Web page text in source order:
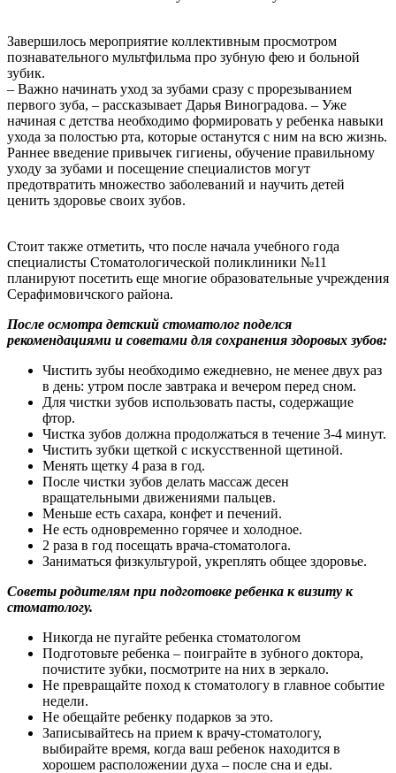
Завершилось мероприятие коллективным просмотром
познавательного мультфильма про зубную фею и больной
зубик.
– Важно начинать уход за зубами сразу с прорезыванием
первого зуба, – рассказывает Дарья Виноградова. – Уже
начиная с детства необходимо формировать у ребенка навыки
ухода за полостью рта, которые останутся с ним на всю жизнь.
Раннее введение привычек гигиены, обучение правильному
уходу за зубами и посещение специалистов могут
предотвратить множество заболеваний и научить детей
ценить здоровье своих зубов.
Стоит также отметить, что после начала учебного года
специалисты Стоматологической поликлиники №11
планируют посетить еще многие образовательные учреждения
Серафимовичского района.
После осмотра детский стоматолог поделся
рекомендациями и советами для сохранения здоровых зубов:
Чистить зубы необходимо ежедневно, не менее двух раз
в день: утром после завтрака и вечером перед сном.
Для чистки зубов использовать пасты, содержащие
фтор.
Чистка зубов должна продолжаться в течение 3-4 минут.
Чистить зубки щеткой с искусственной щетиной.
Менять щетку 4 раза в год.
После чистки зубов делать массаж десен
вращательными движениями пальцев.
Меньше есть сахара, конфет и печений.
Не есть одновременно горячее и холодное.
2 раза в год посещать врача-стоматолога.
Заниматься физкультурой, укреплять общее здоровье.
Советы родителям при подготовке ребенка к визиту к
стоматологу.
Никогда не пугайте ребенка стоматологом
Подготовьте ребенка – поиграйте в зубного доктора,
почистите зубки, посмотрите на них в зеркало.
Не превращайте поход к стоматологу в главное событие
недели.
Не обещайте ребенку подарков за это.
Записывайтесь на прием к врачу-стоматологу,
выбирайте время, когда ваш ребенок находится в
хорошем расположении духа – после сна и еды.